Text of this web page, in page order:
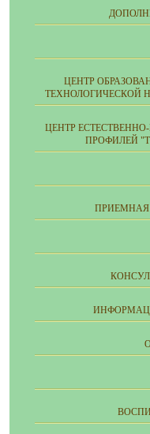
ЦЕНТР
ТЕХНОЛОГИЧЕСКОЙ
ЦЕНТР
ПРОФИЛЕЙ